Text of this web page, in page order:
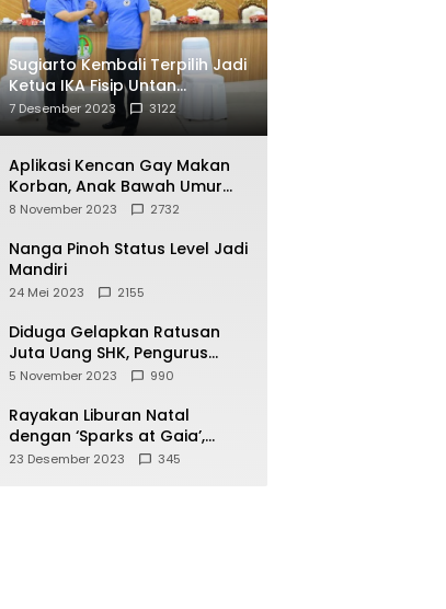
Sugiarto Kembali Terpilih Jadi
Ketua IKA Fisip Untan
Ketapang
7 Desember 2023 3122
Aplikasi Kencan Gay Makan
Korban, Anak Bawah Umur
Jadi Korban Persetubuhan
8 November 2023 2732
Nanga Pinoh Status Level Jadi
Mandiri
24 Mei 2023 2155
Diduga Gelapkan Ratusan
Juta Uang SHK, Pengurus
Koperasi SUB Dilaporkan ke
5 November 2023 990
Rayakan Liburan Natal
dengan ‘Sparks at Gaia’,
Sajikan Tempat Foto Estetik
23 Desember 2023 345